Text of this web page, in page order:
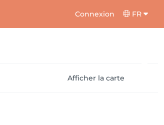
Connexion FR
Afficher la carte